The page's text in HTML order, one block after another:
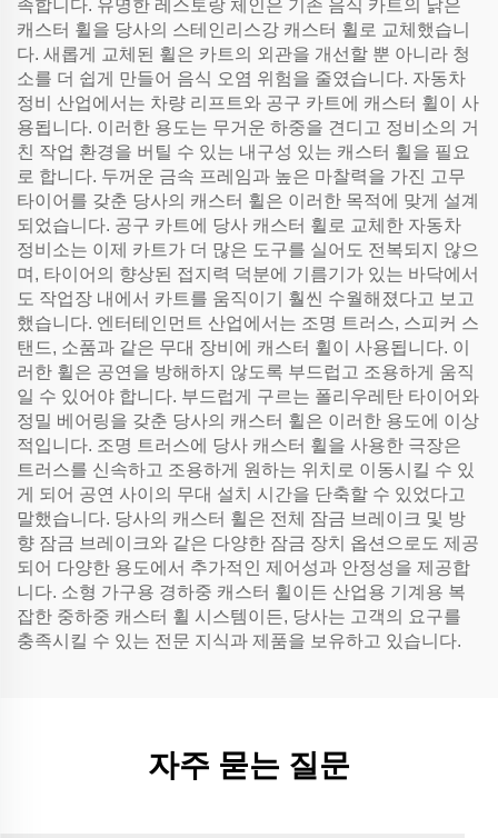
족합니다. 유명한 레스토랑 체인은 기존 음식 카트의 낡은
캐스터 휠을 당사의 스테인리스강 캐스터 휠로 교체했습니
다. 새롭게 교체된 휠은 카트의 외관을 개선할 뿐 아니라 청
소를 더 쉽게 만들어 음식 오염 위험을 줄였습니다. 자동차
정비 산업에서는 차량 리프트와 공구 카트에 캐스터 휠이 사
용됩니다. 이러한 용도는 무거운 하중을 견디고 정비소의 거
친 작업 환경을 버틸 수 있는 내구성 있는 캐스터 휠을 필요
로 합니다. 두꺼운 금속 프레임과 높은 마찰력을 가진 고무
타이어를 갖춘 당사의 캐스터 휠은 이러한 목적에 맞게 설계
되었습니다. 공구 카트에 당사 캐스터 휠로 교체한 자동차
정비소는 이제 카트가 더 많은 도구를 실어도 전복되지 않으
며, 타이어의 향상된 접지력 덕분에 기름기가 있는 바닥에서
도 작업장 내에서 카트를 움직이기 훨씬 수월해졌다고 보고
했습니다. 엔터테인먼트 산업에서는 조명 트러스, 스피커 스
탠드, 소품과 같은 무대 장비에 캐스터 휠이 사용됩니다. 이
러한 휠은 공연을 방해하지 않도록 부드럽고 조용하게 움직
일 수 있어야 합니다. 부드럽게 구르는 폴리우레탄 타이어와
정밀 베어링을 갖춘 당사의 캐스터 휠은 이러한 용도에 이상
적입니다. 조명 트러스에 당사 캐스터 휠을 사용한 극장은
트러스를 신속하고 조용하게 원하는 위치로 이동시킬 수 있
게 되어 공연 사이의 무대 설치 시간을 단축할 수 있었다고
말했습니다. 당사의 캐스터 휠은 전체 잠금 브레이크 및 방
향 잠금 브레이크와 같은 다양한 잠금 장치 옵션으로도 제공
되어 다양한 용도에서 추가적인 제어성과 안정성을 제공합
니다. 소형 가구용 경하중 캐스터 휠이든 산업용 기계용 복
잡한 중하중 캐스터 휠 시스템이든, 당사는 고객의 요구를
충족시킬 수 있는 전문 지식과 제품을 보유하고 있습니다.
자주 묻는 질문